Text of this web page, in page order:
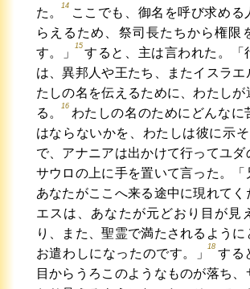
た。
14
ここでも、御名を呼び求める
らえるため、祭司長たちから権限
す。」
15
すると、主は言われた。「
は、異邦人や王たち、またイスラエ
たしの名を伝えるために、わたしが
る。
16
わたしの名のためにどんなに
はならないかを、わたしは彼に示
で、アナニアは出かけて行ってユダ
サウロの上に手を置いて言った。「
あなたがここへ来る途中に現れてく
エスは、あなたが元どおり目が見
り、また、聖霊で満たされるように
お遣わしになったのです。」
18
する
目からうろこのようなものが落ち